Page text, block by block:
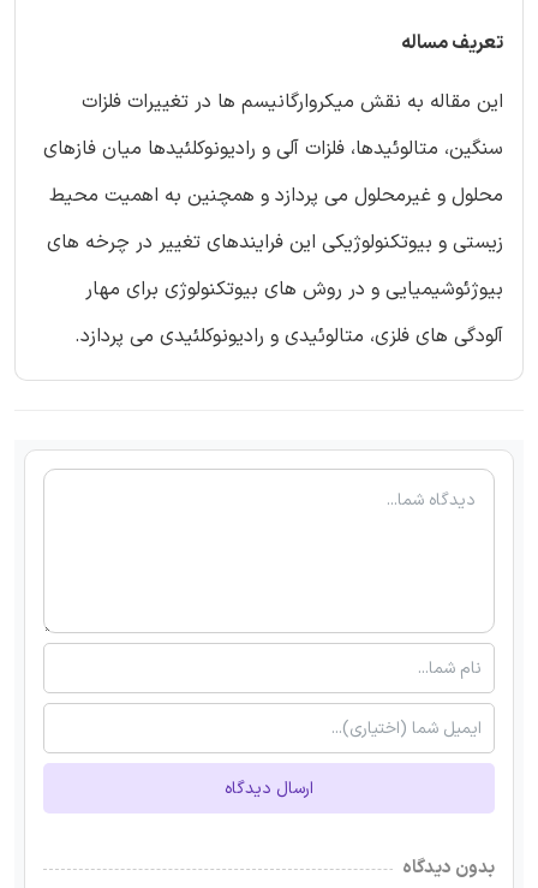
تعریف مساله
این مقاله به نقش میکروارگانیسم ها در تغییرات فلزات
سنگین، متالوئیدها، فلزات آلی و رادیونوکلئیدها میان فازهای
محلول و غیرمحلول می پردازد و همچنین به اهمیت محیط
زیستی و بیوتکنولوژیکی این فرایندهای تغییر در چرخه های
بیوژئوشیمیایی و در روش های بیوتکنولوژی برای مهار
آلودگی های فلزی، متالوئیدی و رادیونوکلئیدی می پردازد.
ارسال دیدگاه
بدون دیدگاه